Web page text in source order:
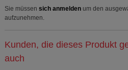
Sie müssen sich anmelden um den
aufzunehmen.
Kunden, die dieses Produkt
auch